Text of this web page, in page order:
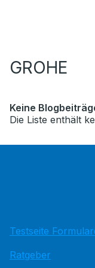
GROHE
Keine
Die Liste enthält
Testseite
Ratgeber